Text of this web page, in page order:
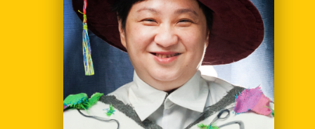
艺廊及活动
艺术培训
爱不同艺术家